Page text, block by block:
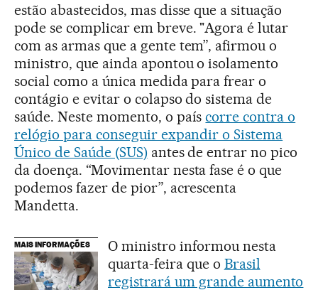
estão abastecidos, mas disse que a situação
pode se complicar em breve. "Agora é lutar
com as armas que a gente tem”, afirmou o
ministro, que ainda apontou o isolamento
social como a única medida para frear o
contágio e evitar o colapso do sistema de
saúde. Neste momento, o paíscorre contra o
relógio para conseguir expandir o Sistema
Único de Saúde (SUS) antes de entrar no pico
da doença. “Movimentar nesta fase é o que
podemos fazer de pior”, acrescenta
Mandetta.
MAIS INFORMAÇÕES
O ministro informou nesta
quarta-feira que o Brasil
registrará um grande aumento